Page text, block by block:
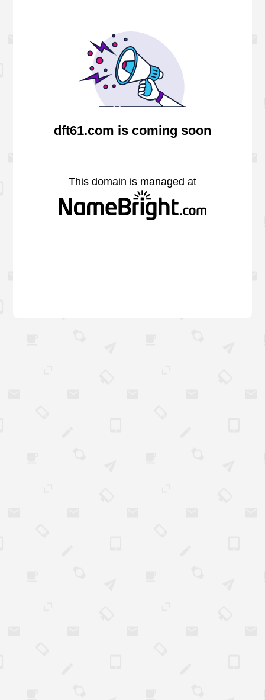
dft61.com is coming soon
This domain is managed at